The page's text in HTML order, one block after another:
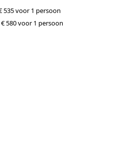
535 voor 1 persoon
580 voor 1 persoon